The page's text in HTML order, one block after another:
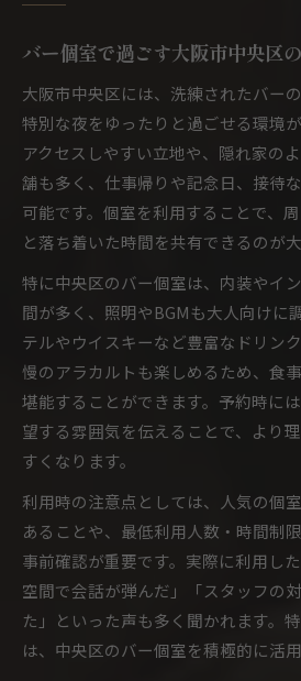
バー個室で過ごす大阪市中央区
大阪市中央区には、洗練されたバー
特別な夜をゆったりと過ごせる環境
アクセスしやすい立地や、隠れ家の
舗も多く、仕事帰りや記念日、接待
可能です。個室を利用することで、
と落ち着いた時間を共有できるのが大
特に中央区のバー個室は、内装やイ
間が多く、照明やBGMも大人向けに
テルやウイスキーなど豊富なドリン
慢のアラカルトも楽しめるため、食
堪能することができます。予約時に
望する雰囲気を伝えることで、より
すくなります。
利用時の注意点としては、人気の個
あることや、最低利用人数・時間制
事前確認が重要です。実際に利用し
空間で会話が弾んだ」「スタッフの
た」といった声も多く聞かれます。
は、中央区のバー個室を積極的に活